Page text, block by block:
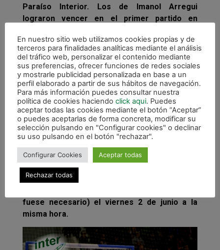
Paraíso Interior. Los de Imanol Arregui
lograron vencer en el primer partido en
segundo encuentro de la eliminatoria, los
jienenses se llevaron la victoria en casa en los
penaltis, tras finalizar el tiempo reglamentario
y la prórroga con un 6-6 en el luminoso. Por
último, en el tercer encuentro, Magna Gurpea
logró una gran victoria por 3-5 en La Salobreja,
obteniendo así el pase a semifinales.
El primer encuentro de esta apasionante
semifinal se disputa mañana viernes a las
21:30h y podrá ser seguido en directo a través
de Eurosport 2, que retransmitirá la serie al
completo. El segundo partido se disputa el
fuese necesario) el viernes 2 de junio a la
misma hora.
En nuestro sitio web utilizamos cookies propias y de
terceros para finalidades analíticas mediante el análisis
del tráfico web, personalizar el contenido mediante
sus preferencias, ofrecer funciones de redes sociales
y mostrarle publicidad personalizada en base a un
perfil elaborado a partir de sus hábitos de navegación.
Para más información puedes consultar nuestra
política de cookies haciendo click aqui. Puedes
aceptar todas las cookies mediante el botón “Aceptar”
o puedes aceptarlas de forma concreta, modificar su
selección pulsando en "Configurar cookies" o declinar
su uso pulsando en el botón "rechazar".
Configurar Cookies Aceptar todas
Rechazar todas